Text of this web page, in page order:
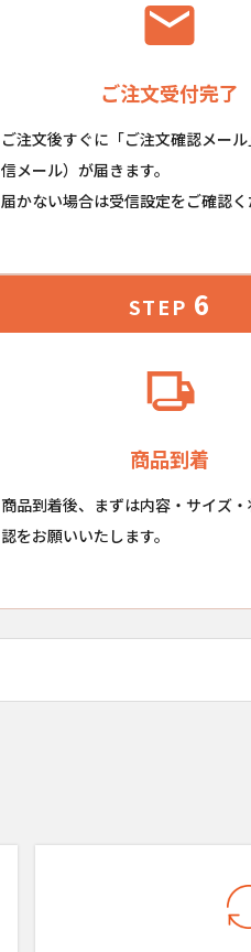
ご注文受付完了
ご注文後すぐに「ご注文確認メー
信メール）が届きます。
届かない場合は受信設定をご確認く
STEP 6
商品到着
商品到着後、まずは内容・サイズ
認をお願いいたします。